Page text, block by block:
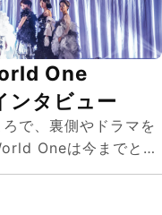
One
タビュー
で、裏側やドラマを
Oneは今までと変
イリングコレクショ